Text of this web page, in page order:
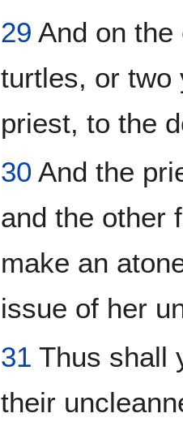
29 And on
turtles, or two
priest, to the
30 And the
and the other
make an
issue of her
31 Thus shall
their